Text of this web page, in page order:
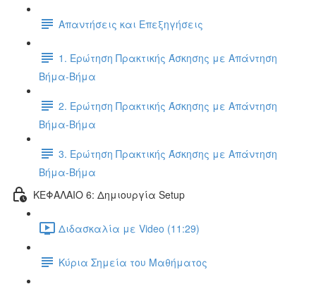
Απαντήσεις και Επεξηγήσεις
1. Ερώτηση Πρακτικής Άσκησης με Απάντηση
Βήμα-Βήμα
2. Ερώτηση Πρακτικής Άσκησης με Απάντηση
Βήμα-Βήμα
3. Ερώτηση Πρακτικής Άσκησης με Απάντηση
Βήμα-Βήμα
ΚΕΦΑΛΑΙΟ 6: Δημιουργία Setup
Διδασκαλία με Video (11:29)
Κύρια Σημεία του Μαθήματος